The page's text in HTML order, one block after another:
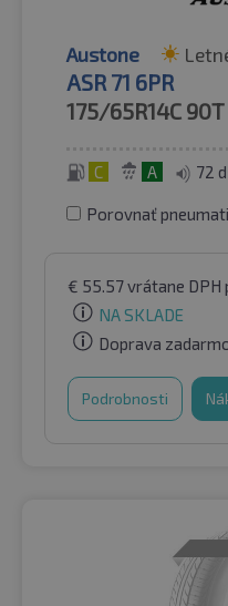
Austone
ASR 71 6PR
175/65R14C 90T
C A 72
Porovnať
€ 55.57vrátane DPH
NA SKLADE
Doprava
Podrobnosti